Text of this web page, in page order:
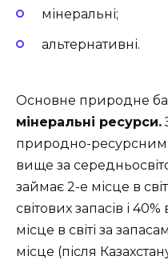
мінеральні;
альтернативні.
Основне природне
мінеральні ресурси.
природно-ресурсним
вище за
займає 2-е місце в
світових запасів і
місце в світі за
місце (після